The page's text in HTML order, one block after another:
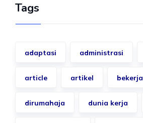
Tags
adaptasi administrasi
article artikel bekerja
dirumahaja dunia kerja